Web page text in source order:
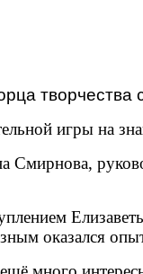
игры на
Смирнова,
оказался